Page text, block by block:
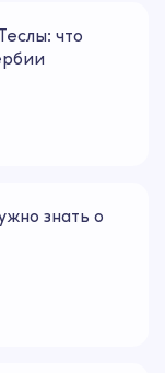
что
знать о